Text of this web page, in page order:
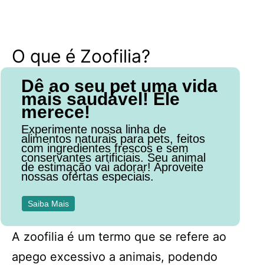
O que é Zoofilia?
Dê ao seu pet uma vida
mais saudável! Ele
merece!
Experimente nossa linha de
alimentos naturais para pets, feitos
com ingredientes frescos e sem
conservantes artificiais. Seu animal
de estimação vai adorar! Aproveite
nossas ofertas especiais.
Saiba Mais
A zoofilia é um termo que se refere ao
apego excessivo a animais, podendo